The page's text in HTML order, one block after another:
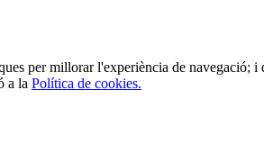
per millorar l'experiència de
a la Política de cookies.